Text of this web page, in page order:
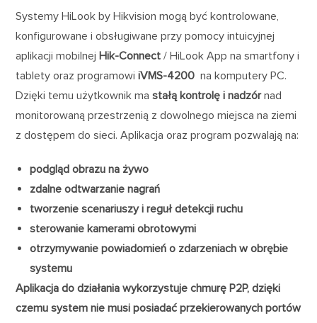
Systemy HiLook by Hikvision mogą być kontrolowane,
konfigurowane i obsługiwane przy pomocy intuicyjnej
aplikacji mobilnejHik-Connect / HiLook App na smartfony i
tablety oraz programowiiVMS-4200 na komputery PC.
Dzięki temu użytkownik mastałą kontrolę i nadzórnad
monitorowaną przestrzenią z dowolnego miejsca na ziemi
z dostępem do sieci. Aplikacja oraz program pozwalają na:
podgląd obrazu na żywo
zdalne odtwarzanie nagrań
tworzenie scenariuszy i reguł detekcji ruchu
sterowanie kamerami obrotowymi
otrzymywanie powiadomień o zdarzeniach w obrębie
systemu
Aplikacja do działania wykorzystuje chmurę P2P, dzięki
czemu system nie musi posiadać przekierowanych portów